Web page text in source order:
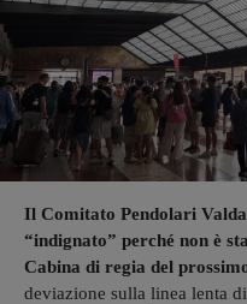
Il Comitato Pendolari
“indignato” perché non è
Cabina di regia del
deviazione sulla linea lenta